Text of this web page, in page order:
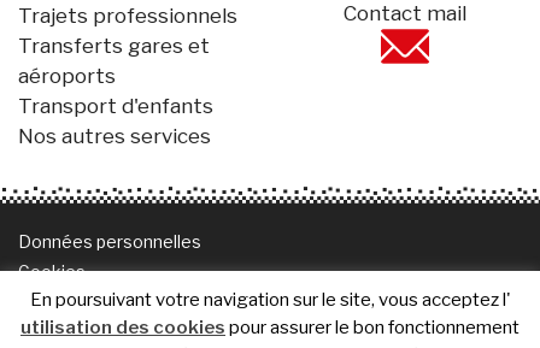
Trajets professionnels
Transferts gares et
aéroports
Transport d'enfants
Nos autres services
Contact mail
Données personnelles
Cookies
Mentions légales
Plan de site
En poursuivant votre navigation sur le site, vous acceptez l'
utilisation des cookies pour assurer le bon fonctionnement